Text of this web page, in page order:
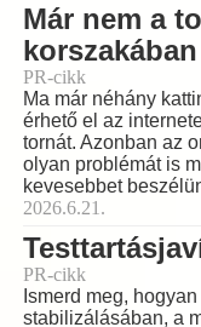
Már nem a
PR-cikk
Ma már néhány
érhető el az
tornát. Azonban az
olyan problémát is
kevesebbet
2026.6.21.
PR-cikk
Ismerd meg,
stabilizálásában, a